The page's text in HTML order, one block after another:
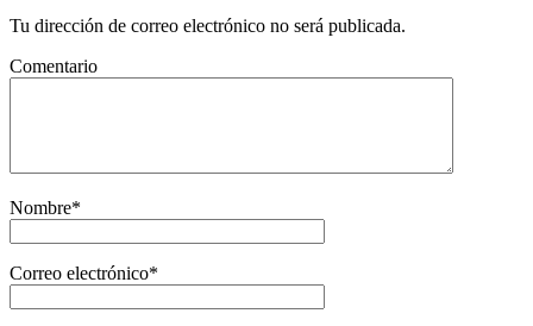
Tu dirección de correo electrónico no será publicada.
Comentario
Nombre*
Correo electrónico*